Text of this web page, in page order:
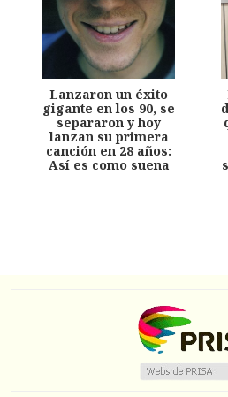
Lanzaron un éxito
gigante en los 90, se
separaron y hoy
lanzan su primera
canción en 28 años:
Así es como suena